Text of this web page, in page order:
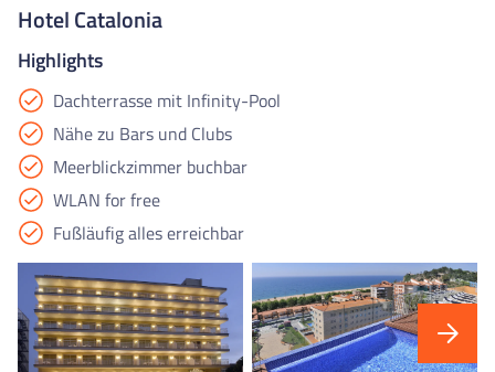
Hotel Catalonia
Highlights
Dachterrasse mit Infinity-Pool
Nähe zu Bars und Clubs
Meerblickzimmer buchbar
WLAN for free
Fußläufig alles erreichbar